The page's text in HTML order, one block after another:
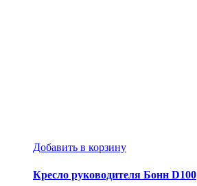
Добавить в корзину
Кресло руководителя Бонн D100